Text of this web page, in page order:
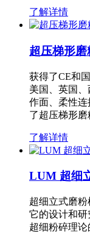
了解详情
超压梯形磨
获得了CE和
美国、英国
作面、柔性连
了超压梯形
了解详情
LUM 超细
超细立式磨粉
它的设计和
超细粉碎理